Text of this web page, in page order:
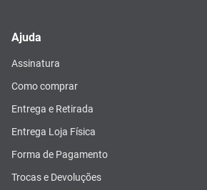
Ajuda
Assinatura
Como comprar
Entrega e Retirada
Entrega Loja Física
Forma de Pagamento
Trocas e Devoluções